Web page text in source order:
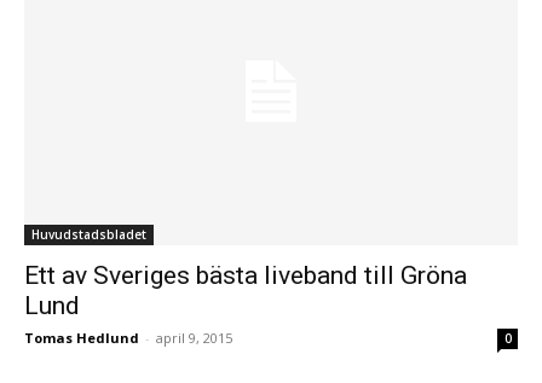
Huvudstadsbladet
Ett av Sveriges bästa liveband till Gröna
Lund
Tomas Hedlund - april 9, 2015 0